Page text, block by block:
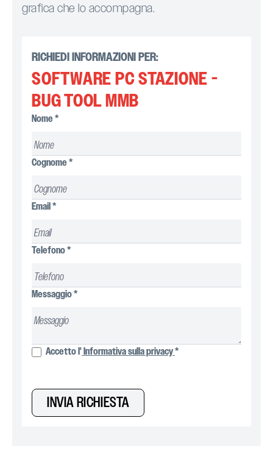
grafica che lo accompagna.
RICHIEDI INFORMAZIONI PER:
SOFTWARE PC STAZIONE -
BUG TOOL MMB
Nome*
Cognome*
Email*
Telefono*
Messaggio*
Accetto l'Informativa sulla privacy*
INVIA RICHIESTA